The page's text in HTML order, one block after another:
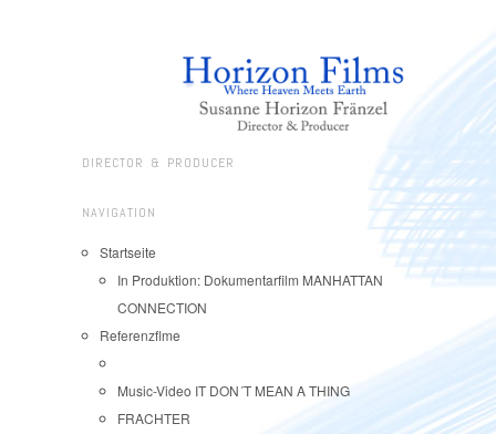
DIRECTOR & PRODUCER
NAVIGATION
Startseite
In Produktion: Dokumentarfilm MANHATTAN
CONNECTION
Referenzflme
Music-Video IT DON´T MEAN A THING
FRACHTER